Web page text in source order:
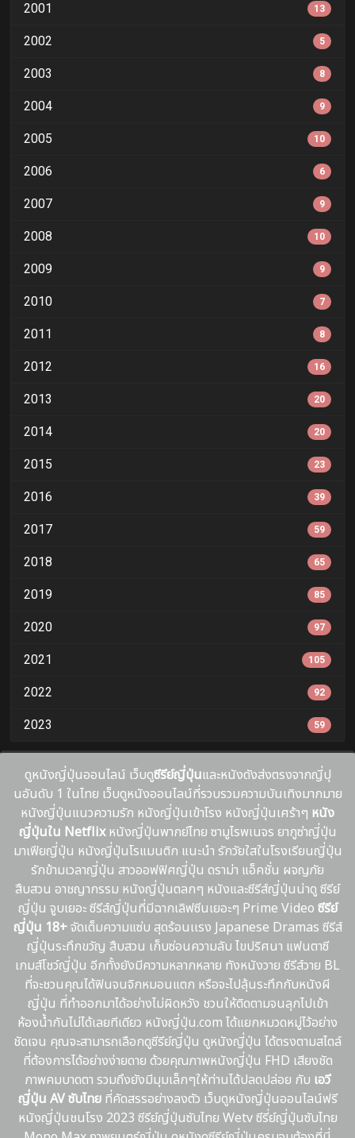
2001 13
2002 5
2003 8
2004 9
2005 10
2006 6
2007 9
2008 10
2009 9
2010 7
2011 8
2012 16
2013 20
2014 20
2015 23
2016 39
2017 59
2018 65
2019 85
2020 97
2021 105
2022 92
2023 59
ดูหนังญี่ปุ่นออนไลน์ เว็บดูซีรีย์ญี่ปุ่นและหนังดังส่งตรงจากญี่ปุ
นอันดับ 1 ในไทย เว็บดูหนังออนไลน์ที่รวบรวมความบันเทิงมากมาย
หนังญี่ปุ่นแนวความรัก หนังญี่ปุ่นเข้าโรง หนังญี่ปุ่นเศร้าๆ หนัง
ญี่ปุ่นใน Netflixหนังญี่ปุ่นพากย์ไทย ซามูไรพเนจร ยากูซ่าญี่ปุ่น
มาเฟียญี่ปุ่น หนังญี่ปุ่นโรแมนติก แนะนํา รักวัยใสในโรงเรียนญี่ปุ่น
รักข้ามเวลาญี่ปุ่น สาวออฟฟิศญี่ปุ่น ดราม่า แอ็คชั่น ผจญภัย
สืบสวน อาชญากรรม หนังญี่ปุ่นตลกๆ หนังและซีรีส์ญี่ปุ่นน่าดู ซีรีย์
ญี่ปุ่น จูบเยอะ ซีรีส์ญี่ปุ่นที่มีฉากเลิฟซีนเยอะๆ Prime Video ซีรีย์
ญี่ปุ่น 18+จัดเต็มความแซ่บ สุดร้อนเเรง Japanese Dramas ซีรีส์
ญี่ปุ่นระทึกขวัญ สืบสวน เก็บซ่อนความลับ ไขปริศนา แฟนตาซี
เกมส์โชว์ญี่ปุ่น อีกทั้งยังมีความหลากหลาย ทังหนังวาย ซีรีส์วาย BL
ที่จะชวนคุณได้ฟินจนจิกหมอนแตก หรือจะไปลุ้นระทึกกับหนังผี
ญี่ปุ่น ที่ทำออกมาได้อย่างไม่ผิดหวัง ชวนให้ติดตามจนลุกไปเข้า
ห้องน้ำกันไม่ได้เลยทีเดียว หนังญี่ปุ่น.com ได้แยกหมวดหมู่ไว้อย่าง
ชัดเจน คุณจะสามารถเลือกดูซีรีย์ญี่ปุ่น ดูหนังญี่ปุ่น ได้ตรงตามสไตล์
ที่ต้องการได้อย่างง่ายดาย ด้วยคุณภาพหนังญี่ปุ่น FHD เสียงชัด
ภาพคมบาดตา รวมถึงยังมีมุมเล็กๆให้ท่านได้ปลดปล่อย กับ เอวี
ญี่ปุ่น AV ซับไทยที่คัดสรรอย่างลงตัว เว็บดูหนังญี่ปุ่นออนไลน์ฟรี
หนังญี่ปุ่นชนโรง 2023 ซีรีย์ญี่ปุ่นซับไทย Wetv ซีรี่ย์ญี่ปุ่นซับไทย